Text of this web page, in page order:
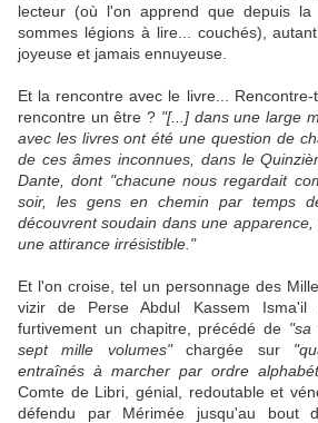
lecteur (où l'on apprend que depuis
sommes légions à lire... couchés),
joyeuse et jamais ennuyeuse.
Et la rencontre avec le livre...
rencontre un être ? "[...] dans une large
avec les livres ont été une question de
de ces âmes inconnues, dans le
Dante , dont "chacune nous regardait
soir, les gens en chemin par temps
découvrent soudain dans une
une attirance irrésistible."
Et l'on croise, tel un personnage des
vizir de PerseAbdul Kassem Isma'il
furtivement un chapitre, précédé de "sa
sept mille volumes"chargée sur
entraînés à marcher par ordre
Comte de Libri , génial, redoutable et
défendu par Mérimée jusqu'au bout